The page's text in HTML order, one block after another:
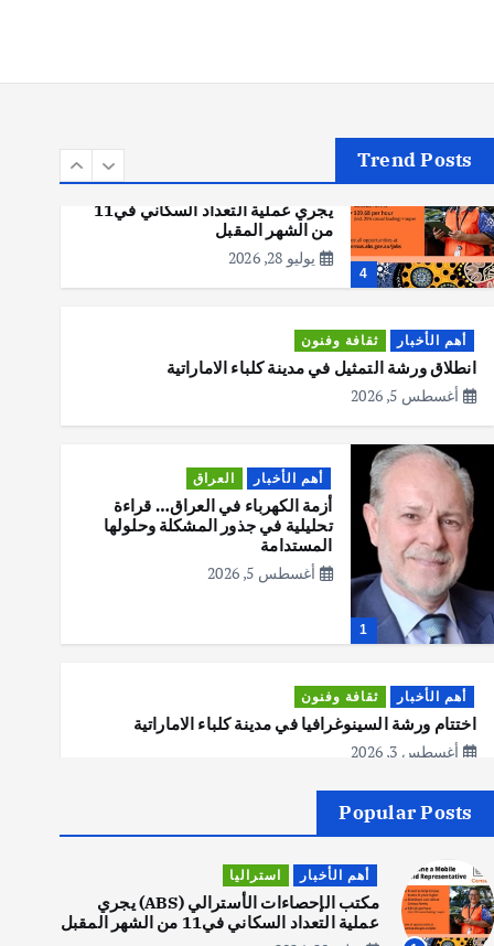
Trend Posts
يوليو 30, 2026
4
مكتب الإحصاءات الأسترالي (ABS)
يجري عملية التعداد السكاني في11
من الشهر المقبل
يوليو 28, 2026
أهم الأخبار ثقافة وفنون
انطلاق ورشة التمثيل في مدينة كلباء الاماراتية
أغسطس 5, 2026
1
أهم الأخبار العراق
أزمة الكهرباء في العراق… قراءة
تحليلية في جذور المشكلة وحلولها
المستدامة
أغسطس 5, 2026
أهم الأخبار ثقافة وفنون
اختتام ورشة السينوغرافيا في مدينة كلباء الاماراتية
أغسطس 3, 2026
أهم الأخبار جاليات غير مصنف
قصة نجاح العراقي عمر الشمري الذي
اصبح بطلاً لأستراليا بلعبة كمال
الاجسام
يوليو 30, 2026
Popular Posts
أهم الأخبار استراليا
مكتب الإحصاءات الأسترالي (ABS) يجري
عملية التعداد السكاني في11 من الشهر المقبل